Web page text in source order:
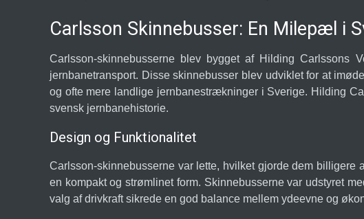
Carlsson Skinnebusser: En Milepæl i
Carlsson-skinnebusserne blev bygget af Hilding
jernbanetransport. Disse skinnebusser blev udviklet for at
og ofte mere landlige jernbanestrækninger i Sverige. Hilding
svensk jernbanehistorie.
Design og Funktionalitet
Carlsson-skinnebusserne var lette, hvilket gjorde dem billigere
en kompakt og strømlinet form. Skinnebusserne var udstyret
valg af drivkraft sikrede en god balance mellem ydeevne og